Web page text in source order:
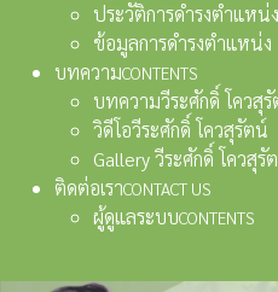
ประวัติการดำรงตำแหน่ง
ข้อมูลการดำรงตำแหน่ง
บทความCONTENTS
บทความวีระศักดิ์ โควสุ
วิดีโอวีระศักดิ์ โควสุรัตน์
Gallery วีระศักดิ์ โควสุรั
ติดต่อเราCONTACT US
ผู้ดูแลระบบCONTENTS